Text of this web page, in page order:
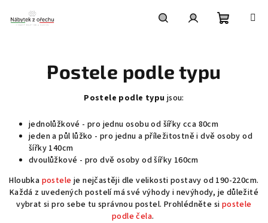
obsah
Postele podle typu
Postele podle typu jsou:
jednolůžkové - pro jednu osobu od šířky cca 80cm
jeden a půl lůžko - pro jednu a příležitostně i dvě osoby od
šířky 140cm
dvoulůžkové - pro dvě osoby od šířky 160cm
Hloubka postele je nejčastěji dle velikosti postavy od 190-220cm.
Každá z uvedených postelí má své výhody i nevýhody, je důležité
vybrat si pro sebe tu správnou postel. Prohlédněte si postele
podle čela.